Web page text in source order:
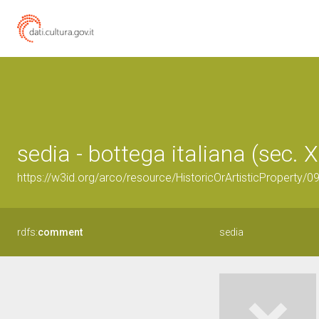
sedia - bottega italiana (sec.
https://w3id.org/arco/resource/HistoricOrArtisticProperty/
rdfs:comment sedia